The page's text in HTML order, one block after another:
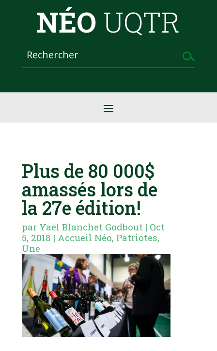
NÉO UQTR
Plus de 80 000$
amassés lors de
la 27e édition!
par Yaël Blanchet Godbout| Oct
5, 2018 | Accueil Néo, Patriotes,
Une